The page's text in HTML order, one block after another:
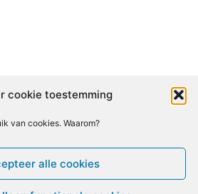
cookie toestemming
van cookies. Waarom?
alle cookies
Recente Links
D V Z Z